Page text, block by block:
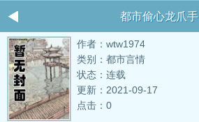
都市偷心龙爪手
作者：wtw1974
类别：都市言情
状态：连载
更新：2021-09-17
点击：0